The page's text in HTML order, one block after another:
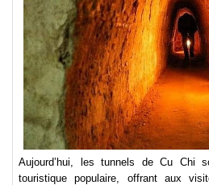
Aujourd’hui, les tunnels de Cu Chi
touristique populaire, offrant aux